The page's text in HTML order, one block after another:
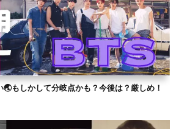
もしかして分岐点かも？今後は？厳しめ！